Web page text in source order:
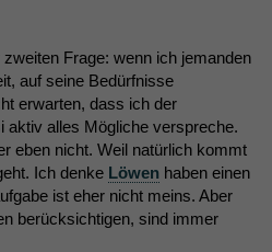
Frage: wenn ich jemanden
auf seine Bedürfnisse
erwarten, dass ich der
aktiv alles Mögliche verspreche.
eben nicht. Weil natürlich kommt
Ich denke Löwen haben einen
ist eher nicht meins. Aber
berücksichtigen, sind immer